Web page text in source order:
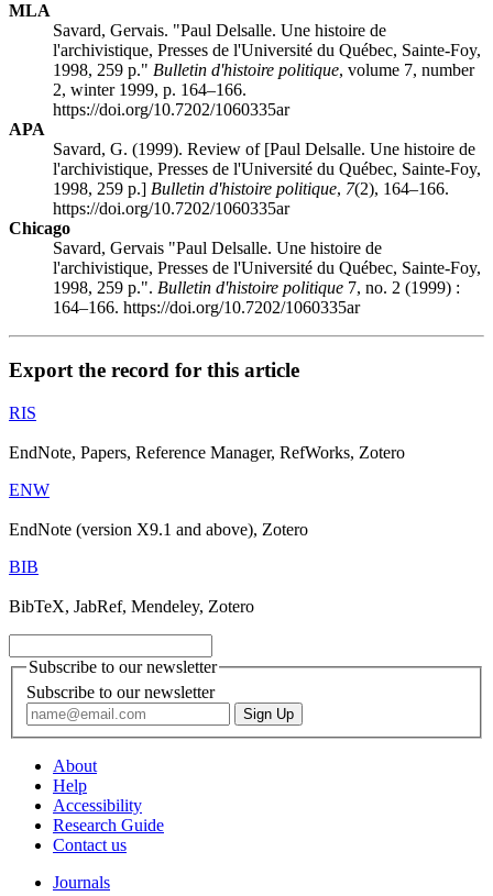
MLA
Savard, Gervais. "Paul Delsalle. Une histoire de
l'archivistique, Presses de l'Université du Québec, Sainte-Foy,
1998, 259 p." Bulletin d'histoire politique, volume 7, number
2, winter 1999, p. 164–166.
https://doi.org/10.7202/1060335ar
APA
Savard, G. (1999). Review of [Paul Delsalle. Une histoire de
l'archivistique, Presses de l'Université du Québec, Sainte-Foy,
1998, 259 p.] Bulletin d'histoire politique, 7(2), 164–166.
https://doi.org/10.7202/1060335ar
Chicago
Savard, Gervais "Paul Delsalle. Une histoire de
l'archivistique, Presses de l'Université du Québec, Sainte-Foy,
1998, 259 p.". Bulletin d'histoire politique 7, no. 2 (1999) :
164–166. https://doi.org/10.7202/1060335ar
Export the record for this article
RIS
EndNote, Papers, Reference Manager, RefWorks, Zotero
ENW
EndNote (version X9.1 and above), Zotero
BIB
BibTeX, JabRef, Mendeley, Zotero
Subscribe to our newsletter
Subscribe to our newsletter
About
Help
Accessibility
Research Guide
Contact us
Journals